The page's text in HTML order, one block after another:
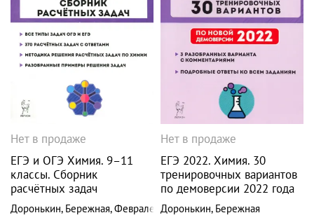
Нет в продаже
ЕГЭ и ОГЭ Химия. 9–11
классы. Сборник
расчётных задач
Доронькин, Бережная,Февралева
Нет в продаже
ЕГЭ 2022. Химия. 30
тренировочных вариантов
по демоверсии 2022 года
Доронькин, Бережная